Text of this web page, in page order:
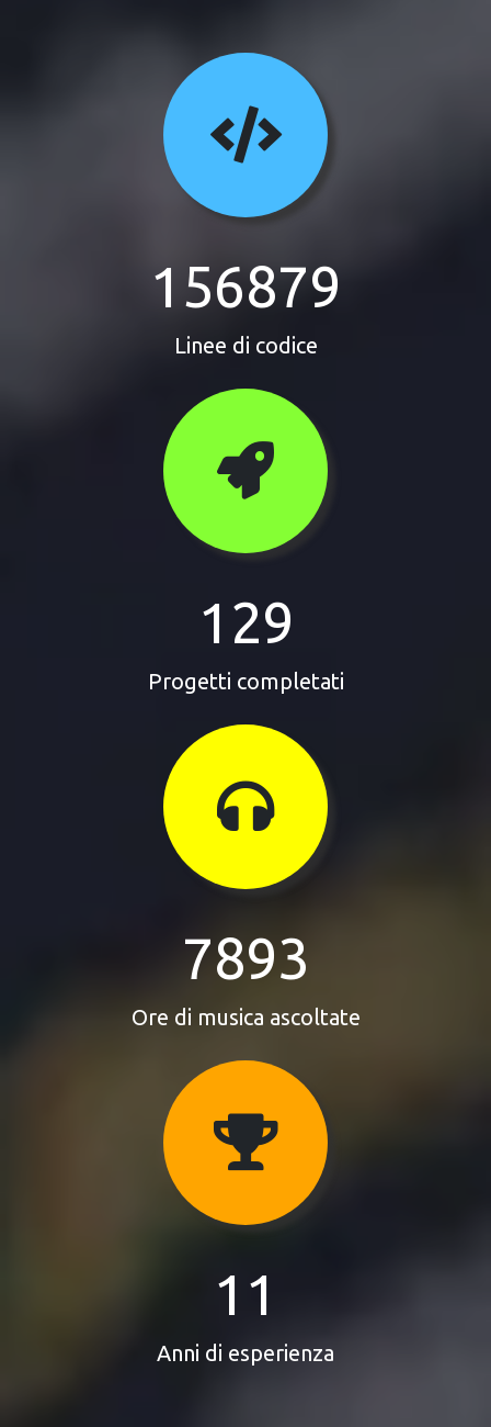
156879
Linee di codice
129
Progetti completati
7893
Ore di musica ascoltate
11
Anni di esperienza